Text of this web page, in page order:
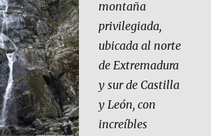
montaña
privilegiada,
ubicada al norte
de Extremadura
y sur de Castilla
y León, con
increíbles